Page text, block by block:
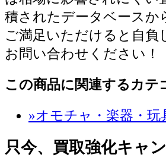
積されたデータベースか
ご満足いただけると自
お問い合わせください！
この商品に関連するカテ
»オモチャ・楽器・
只今、買取強化キャ